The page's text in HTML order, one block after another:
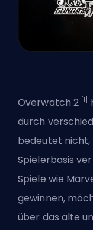
Overwatch 2 [1]
durch
bedeutet nicht,
Spielerbasis
Spiele wie
gewinnen,
über das alte